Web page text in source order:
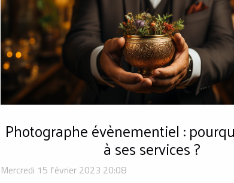
Photographe évènementiel :
à ses services ?
Mercredi 15 février 2023 20:08